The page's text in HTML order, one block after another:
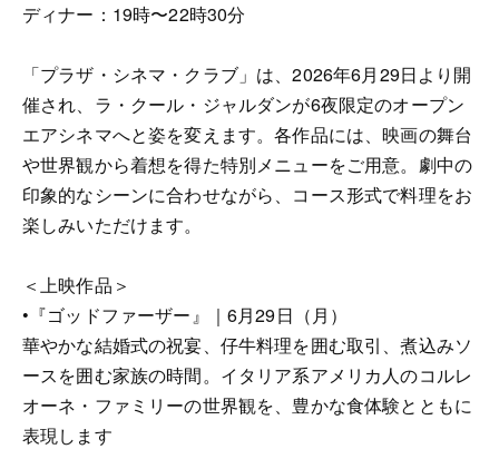
ディナー：19時〜22時30分
「プラザ・シネマ・クラブ」は、2026年6月29日より開
催され、ラ・クール・ジャルダンが6夜限定のオープン
エアシネマへと姿を変えます。各作品には、映画の舞台
や世界観から着想を得た特別メニューをご用意。劇中の
印象的なシーンに合わせながら、コース形式で料理をお
楽しみいただけます。
＜上映作品＞
•『ゴッドファーザー』｜6月29日（月）
華やかな結婚式の祝宴、仔牛料理を囲む取引、煮込みソ
ースを囲む家族の時間。イタリア系アメリカ人のコルレ
オーネ・ファミリーの世界観を、豊かな食体験とともに
表現します